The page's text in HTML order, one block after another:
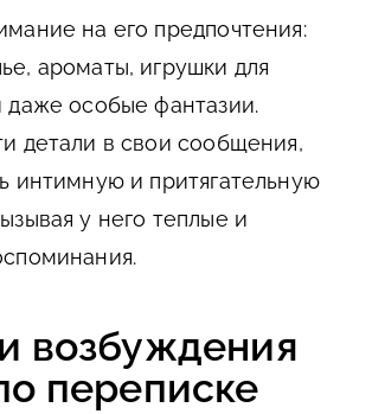
на его предпочтения:
ароматы, игрушки для
даже особые фантазии.
детали в свои сообщения,
интимную и притягательную
у него теплые и
возбуждения
переписке